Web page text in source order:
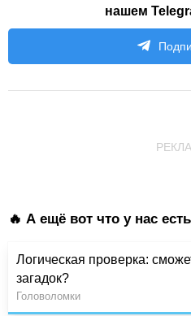
нашем
🔥 А ещё вот что у нас
Логическая проверка:
загадок?
Головоломки